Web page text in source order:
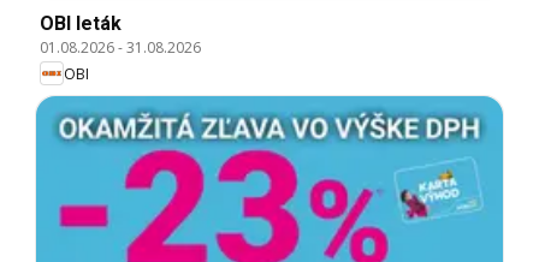
OBI leták
01.08.2026-31.08.2026
OBI